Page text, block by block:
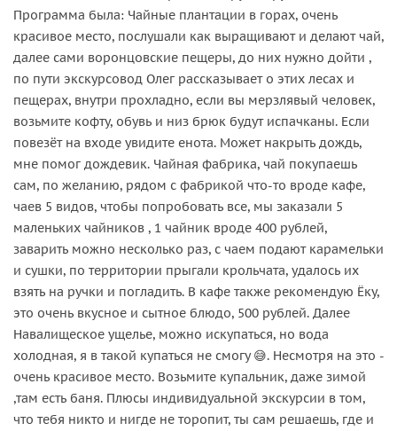
Программа была: Чайные плантации в горах, очень
красивое место, послушали как выращивают и делают чай,
далее сами воронцовские пещеры, до них нужно дойти ,
по пути экскурсовод Олег рассказывает о этих лесах и
пещерах, внутри прохладно, если вы мерзлявый человек,
возьмите кофту, обувь и низ брюк будут испачканы. Если
повезёт на входе увидите енота. Может накрыть дождь,
мне помог дождевик. Чайная фабрика, чай покупаешь
сам, по желанию, рядом с фабрикой что-то вроде кафе,
чаев 5 видов, чтобы попробовать все, мы заказали 5
маленьких чайников , 1 чайник вроде 400 рублей,
заварить можно несколько раз, с чаем подают карамельки
и сушки, по территории прыгали крольчата, удалось их
взять на ручки и погладить. В кафе также рекомендую Ёку,
это очень вкусное и сытное блюдо, 500 рублей. Далее
Навалищеское ущелье, можно искупаться, но вода
холодная, я в такой купаться не смогу 😅. Несмотря на это -
очень красивое место. Возьмите купальник, даже зимой
,там есть баня. Плюсы индивидуальной экскурсии в том,
что тебя никто и нигде не торопит, ты сам решаешь, где и